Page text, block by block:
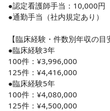
●認定看護師手当：10,000円
●通勤手当（社内規定あり）
【臨床経験・件数別年収
●臨床経験3年
100件：¥3,996,000
125件：¥4,416,000
●臨床経験5年
100件：¥4,080,000
125件：¥4,500,000